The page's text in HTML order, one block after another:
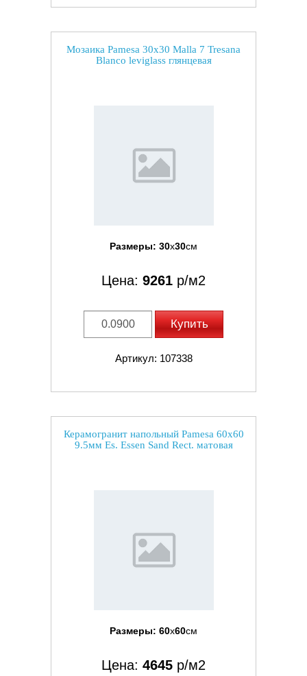
Мозаика Pamesa 30x30 Malla 7 Tresana
Blanco leviglass глянцевая
Размеры: 30x30см
Цена: 9261 р/м2
Купить
Артикул: 107338
Керамогранит напольный Pamesa 60x60
9.5мм Es. Essen Sand Rect. матовая
Размеры: 60x60см
Цена: 4645 р/м2